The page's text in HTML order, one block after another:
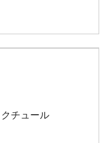
チュール